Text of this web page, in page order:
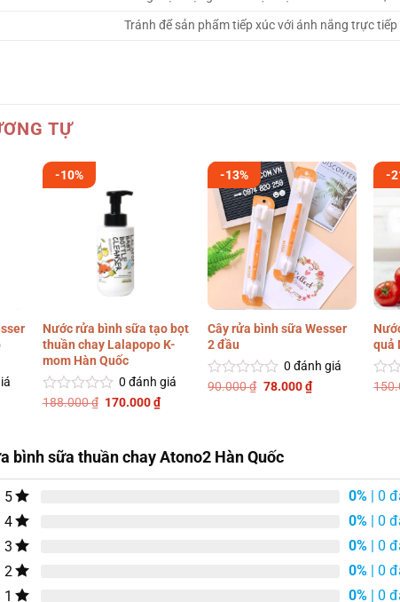
Tránh để sản phẩm tiếp xúc với ánh nắng trực
TỰ
₫.
-10%
Nước rửa bình sữa tạo bọt
thuần chay Lalapopo K-
mom Hàn Quốc
Được
5
0 đánh giá
188.000₫ Giá
170.000₫Giá
hiện
170.000 ₫.
-13%
Cây rửa bình sữa Wesser
2 đầu
Được
sao
0 đánh giá
90.000₫ Giá
78.000₫Giá
hiện
-
quả
bình sữa thuần chay Atono2 Hàn Quốc
5 0% | 0
4
0% | 0
3
0% | 0
2
0% | 0
1
0% | 0